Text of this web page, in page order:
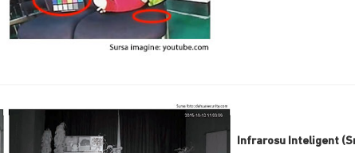
Infrarosu Inteligent